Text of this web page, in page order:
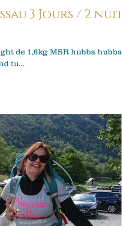
nuits
de 1,6kg MSR hubba hubba.
tu...